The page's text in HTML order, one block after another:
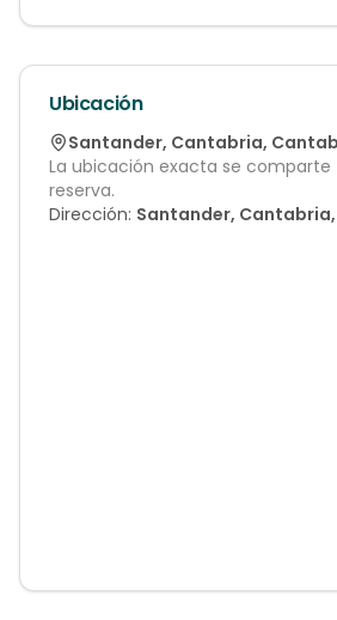
Ubicación
Santander, Cantabria,
La ubicación exacta se
reserva.
Dirección: Santander,